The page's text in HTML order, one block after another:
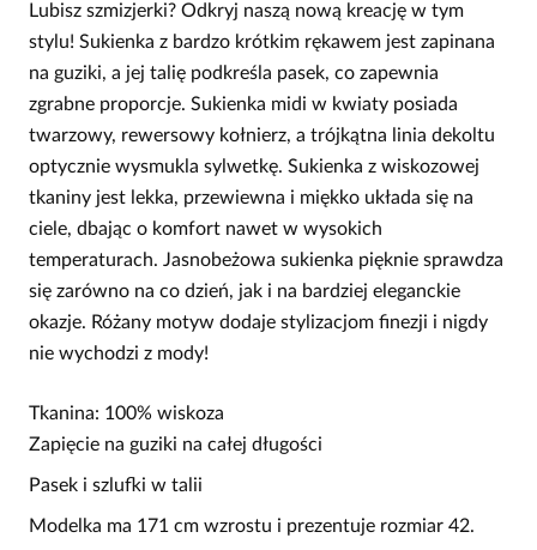
Lubisz szmizjerki? Odkryj naszą nową kreację w tym
stylu! Sukienka z bardzo krótkim rękawem jest zapinana
na guziki, a jej talię podkreśla pasek, co zapewnia
zgrabne proporcje. Sukienka midi w kwiaty posiada
twarzowy, rewersowy kołnierz, a trójkątna linia dekoltu
optycznie wysmukla sylwetkę. Sukienka z wiskozowej
tkaniny jest lekka, przewiewna i miękko układa się na
ciele, dbając o komfort nawet w wysokich
temperaturach. Jasnobeżowa sukienka pięknie sprawdza
się zarówno na co dzień, jak i na bardziej eleganckie
okazje. Różany motyw dodaje stylizacjom finezji i nigdy
nie wychodzi z mody!
Tkanina: 100% wiskoza
Zapięcie na guziki na całej długości
Pasek i szlufki w talii
Modelka ma 171 cm wzrostu i prezentuje rozmiar 42.